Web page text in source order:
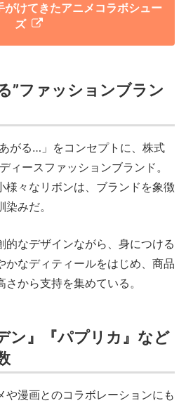
がけてきたアニメコラボシュー
ズ
”ファッションブラン
がる…」をコンセプトに、株式
ィースファッションブランド。
様々なリボンは、ブランドを象徴
みだ。
的なデザインながら、身につける
かなディティールをはじめ、商品
から支持を集めている。
ン』『パプリカ』など
や漫画とのコラボレーションにも